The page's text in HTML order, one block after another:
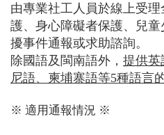
由專業社工人員於線上受
護、身心障礙者保護、兒
擾事件通報或求助諮詢。
除國語及閩南語外， 提供英
尼語、柬埔寨語等5種語言
※ 適用通報情況 ※